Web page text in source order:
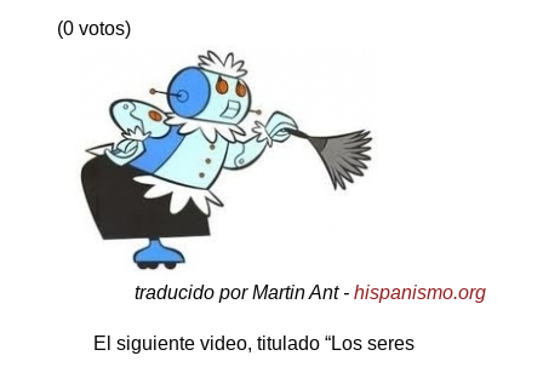
(0 votos)
traducido por Martin Ant -hispanismo.org
El siguiente video, titulado “Los seres